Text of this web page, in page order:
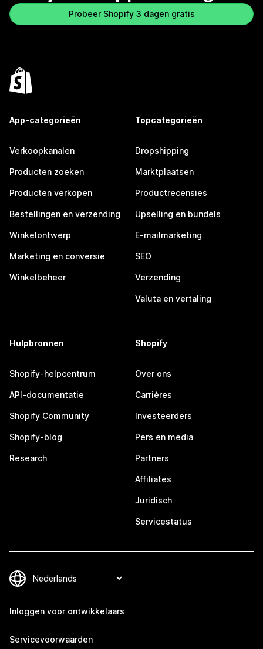
Probeer Shopify 3 dagen gratis
App-categorieën
Verkoopkanalen
Producten zoeken
Producten verkopen
Bestellingen en verzending
Winkelontwerp
Marketing en conversie
Winkelbeheer
Topcategorieën
Dropshipping
Marktplaatsen
Productrecensies
Upselling en bundels
E-mailmarketing
SEO
Verzending
Valuta en vertaling
Hulpbronnen
Shopify-helpcentrum
API-documentatie
Shopify Community
Shopify-blog
Research
Shopify
Over ons
Carrières
Investeerders
Pers en media
Partners
Affiliates
Juridisch
Servicestatus
Inloggen voor ontwikkelaars
Servicevoorwaarden